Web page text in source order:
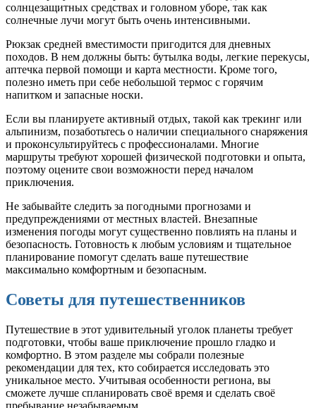
солнцезащитных средствах и головном уборе, так как
солнечные лучи могут быть очень интенсивными.
Рюкзак средней вместимости пригодится для дневных
походов. В нем должны быть: бутылка воды, легкие перекусы,
аптечка первой помощи и карта местности. Кроме того,
полезно иметь при себе небольшой термос с горячим
напитком и запасные носки.
Если вы планируете активный отдых, такой как трекинг или
альпинизм, позаботьтесь о наличии специального снаряжения
и проконсультируйтесь с профессионалами. Многие
маршруты требуют хорошей физической подготовки и опыта,
поэтому оцените свои возможности перед началом
приключения.
Не забывайте следить за погодными прогнозами и
предупреждениями от местных властей. Внезапные
изменения погоды могут существенно повлиять на планы и
безопасность. Готовность к любым условиям и тщательное
планирование помогут сделать ваше путешествие
максимально комфортным и безопасным.
Советы для путешественников
Путешествие в этот удивительный уголок планеты требует
подготовки, чтобы ваше приключение прошло гладко и
комфортно. В этом разделе мы собрали полезные
рекомендации для тех, кто собирается исследовать это
уникальное место. Учитывая особенности региона, вы
сможете лучше спланировать своё время и сделать своё
пребывание незабываемым.